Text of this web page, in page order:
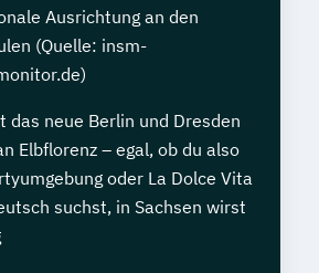
Ausrichtung an den
(Quelle: insm-
das neue Berlin und Dresden
Elbflorenz – egal, ob du also
oder La Dolce Vita
suchst, in Sachsen wirst